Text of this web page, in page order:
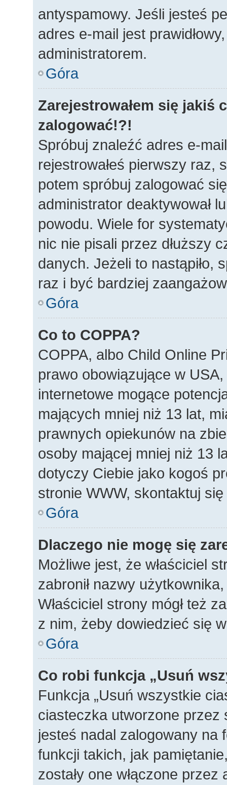
antyspamowy. Jeśli jesteś
adres e-mail jest
administratorem.
Góra
Zarejestrowałem się jakiś
zalogować!?!
Spróbuj znaleźć adres e-
rejestrowałeś pierwszy raz,
potem spróbuj zalogować
administrator deaktywował
powodu. Wiele for
nic nie pisali przez dłuższy
danych. Jeżeli to nastąpiło,
raz i być bardziej
Góra
Co to COPPA?
COPPA, albo Child Online
prawo obowiązujące w
internetowe mogące
mających mniej niż 13 lat,
prawnych opiekunów na
osoby mającej mniej niż 13
dotyczy Ciebie jako kogoś
stronie WWW, skontaktuj
Góra
Dlaczego nie mogę się
Możliwe jest, że właściciel
zabronił nazwy
Właściciel strony mógł też
z nim, żeby dowiedzieć się
Góra
Co robi funkcja „Usuń
Funkcja „Usuń wszystkie
ciasteczka utworzone przez
jesteś nadal zalogowany na
funkcji takich, jak
zostały one włączone